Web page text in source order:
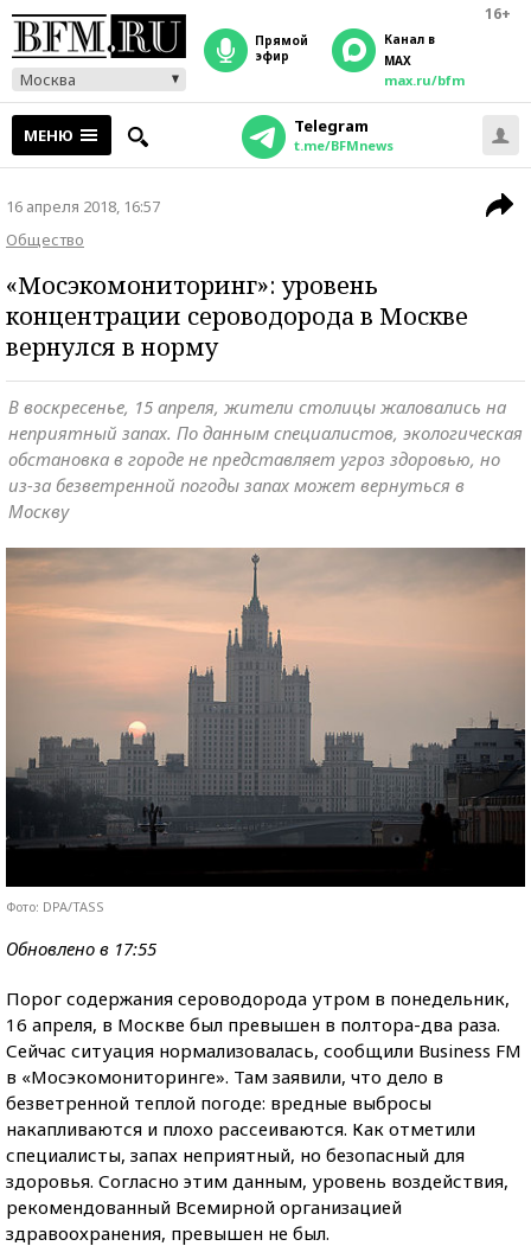
16+
Москва
прямой
эфир
Канал в
MAX
max.ru/bfm
МЕНЮ Telegram
t.me/BFMnews
16 апреля 2018, 16:57
Общество
«Мосэкомониторинг»: уровень
концентрации сероводорода в Москве
вернулся в норму
В воскресенье, 15 апреля, жители столицы жаловались на
неприятный запах. По данным специалистов, экологическая
обстановка в городе не представляет угроз здоровью, но
из-за безветренной погоды запах может вернуться в
Москву
Фото: DPA/TASS
Обновлено в 17:55
Порог содержания сероводорода утром в понедельник,
16 апреля, в Москве был превышен в полтора-два раза.
Сейчас ситуация нормализовалась, сообщили Business FM
в «Мосэкомониторинге». Там заявили, что дело в
безветренной теплой погоде: вредные выбросы
накапливаются и плохо рассеиваются. Как отметили
специалисты, запах неприятный, но безопасный для
здоровья. Согласно этим данным, уровень воздействия,
рекомендованный Всемирной организацией
здравоохранения, превышен не был.